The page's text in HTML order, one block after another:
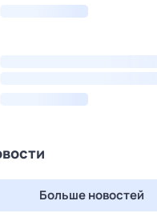
Больше новостей